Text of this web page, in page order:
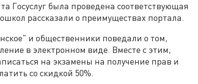
Госуслуг была проведена соответствующая
рассказали о преимуществах портала.
и общественники поведали о том,
в электронном виде. Вместе с этим,
на экзамены на получение прав и
со скидкой 50%.